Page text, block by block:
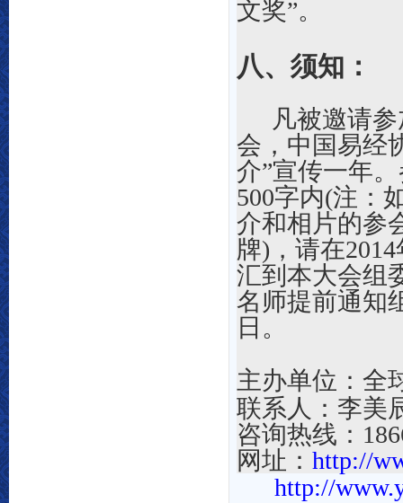
文奖”。
八、须知：
凡被邀请
会，中国易经
介”宣传一年
500字内(注：
介和相片的参
牌)，请在
汇到 本大会组
名师提前通知
日。
主办单位：全
联系人：李美
咨询热线 ：
网址 ： http://
http://